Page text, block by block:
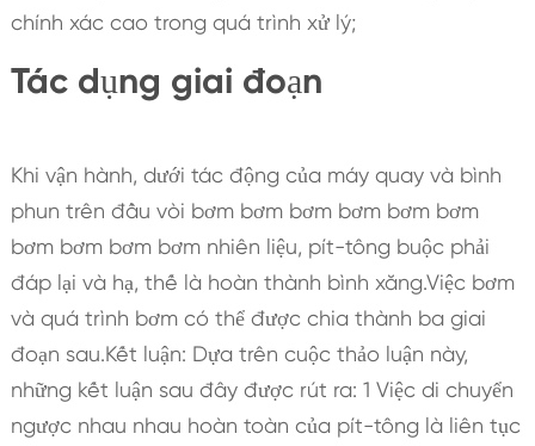
chính xác cao trong quá trình xử lý;
Tác dụng giai đoạn
Khi vận hành, dưới tác động của máy quay và bình
phun trên đầu vòi bơm bơm bơm bơm bơm bơm
bơm bơm bơm bơm nhiên liệu, pít-tông buộc phải
đáp lại và hạ, thế là hoàn thành bình xăng.Việc bơm
và quá trình bơm có thể được chia thành ba giai
đoạn sau.Kết luận: Dựa trên cuộc thảo luận này,
những kết luận sau đây được rút ra: 1 Việc di chuyển
ngược nhau nhau hoàn toàn của pít-tông là liên tục